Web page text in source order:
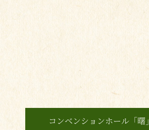
コンベンションホール「曙」